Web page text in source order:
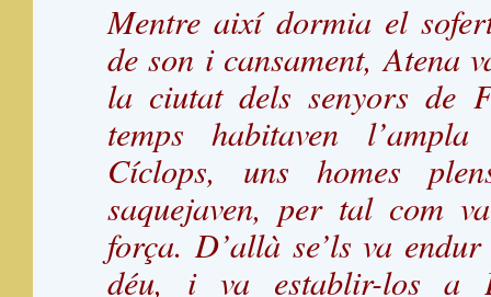
Mentre així dormia el
de son i cansament, Atena
la ciutat dels senyors de
temps habitaven
Cíclops, uns homes
saquejaven, per tal com
força. D’allà se’ls va
déu, i va establir-los a